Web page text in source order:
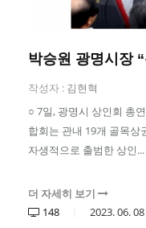
박승원 광명시장
작성자 : 김현혁
○ 7일, 광명시 상인회 총
합회는 관내 19개 골목상
자생적으로 출범한 상인...
더 자세히 보기
148
2023.06.08